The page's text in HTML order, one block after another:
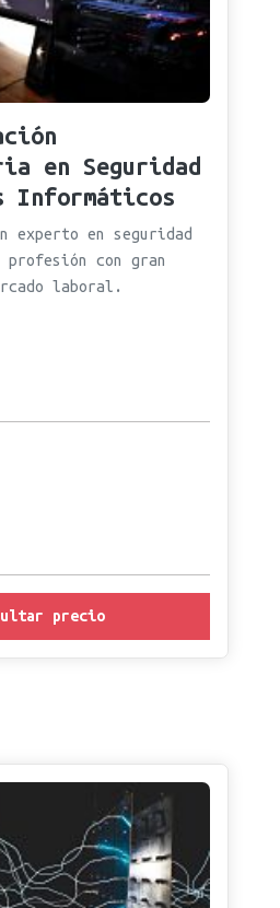
en Seguridad
Informáticos
experto en seguridad
con gran
laboral.
precio